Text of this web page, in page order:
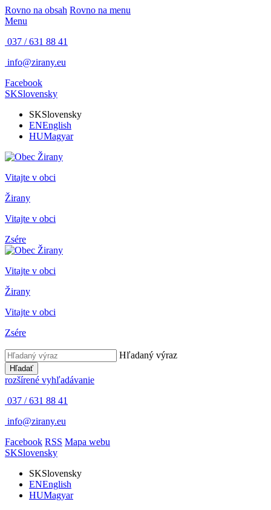
Rovno na obsah Rovno na menu
Menu
037 / 631 88 41
info@zirany.eu
Facebook
SKSlovensky
SKSlovensky
ENEnglish
HUMagyar
Vitajte v obci
Žirany
Vitajte v obci
Zsére
Vitajte v obci
Žirany
Vitajte v obci
Zsére
Hľadaný výraz
Hľadať
rozšírené vyhľadávanie
037 / 631 88 41
info@zirany.eu
Facebook RSS Mapa webu
SKSlovensky
SKSlovensky
ENEnglish
HUMagyar